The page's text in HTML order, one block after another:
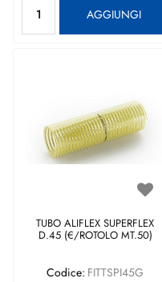
AGGIUNGI
TUBO ALIFLEX SUPERFLEX
D.45 (€/ROTOLO MT.50)
Codice: FITTSPI45G